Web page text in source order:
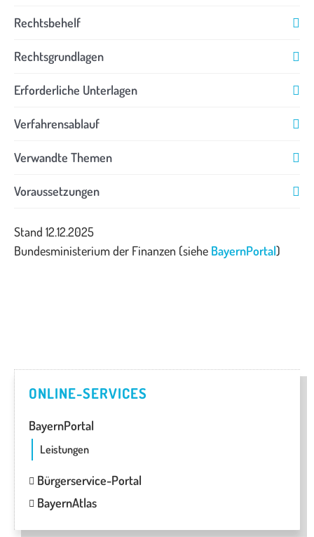
Rechtsbehelf
Rechtsgrundlagen
Erforderliche Unterlagen
Verfahrensablauf
Verwandte Themen
Voraussetzungen
Stand 12.12.2025
Bundesministerium der Finanzen (siehe BayernPortal)
ONLINE-SERVICES
BayernPortal
Leistungen
Bürgerservice-Portal
BayernAtlas